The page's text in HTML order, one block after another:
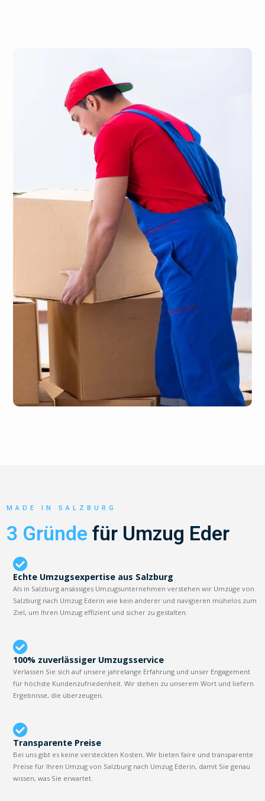
MADE IN SALZBURG
3 Gründe für Umzug Eder
Echte Umzugsexpertise aus Salzburg
Als in Salzburg ansässiges Umzugsunternehmen verstehen wir Umzüge von
Salzburg nach Umzug Ederin wie kein anderer und navigieren mühelos zum
Ziel, um Ihren Umzug effizient und sicher zu gestalten.
100% zuverlässiger Umzugsservice
Verlassen Sie sich auf unsere jahrelange Erfahrung und unser Engagement
für höchste Kundenzufriedenheit. Wir stehen zu unserem Wort und liefern
Ergebnisse, die überzeugen.
Transparente Preise
Bei uns gibt es keine versteckten Kosten. Wir bieten faire und transparente
Preise für Ihren Umzug von Salzburg nach Umzug Ederin, damit Sie genau
wissen, was Sie erwartet.